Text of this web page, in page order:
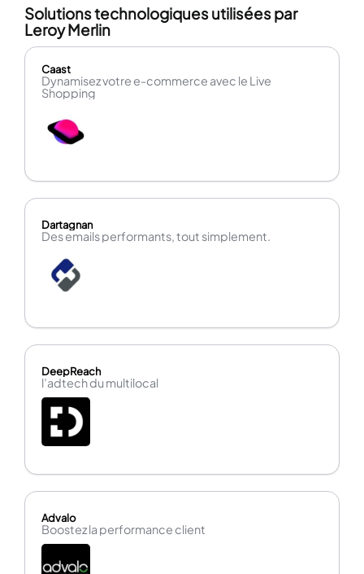
Solutions technologiques utilisées par
Leroy Merlin
Caast
Dynamisez votre e-commerce avec le Live
Shopping
Dartagnan
Des emails performants, tout simplement.
DeepReach
l’adtech du multilocal
Advalo
Boostez la performance client